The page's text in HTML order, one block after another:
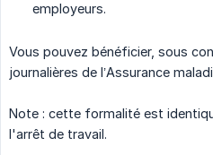
employeurs.
Vous pouvez bénéficier, sous
journalières de l’Assurance
Note : cette formalité est
l'arrêt de travail.